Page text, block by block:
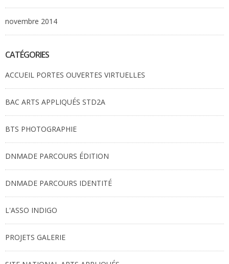
novembre 2014
CATÉGORIES
ACCUEIL PORTES OUVERTES VIRTUELLES
BAC ARTS APPLIQUÉS STD2A
BTS PHOTOGRAPHIE
DNMADE PARCOURS ÉDITION
DNMADE PARCOURS IDENTITÉ
L'ASSO INDIGO
PROJETS GALERIE